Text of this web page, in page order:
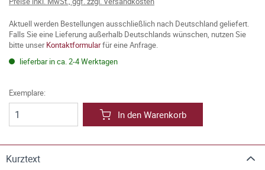
Aktuell werden Bestellungen ausschließlich nach Deutschland geliefert.
Falls Sie eine Lieferung außerhalb Deutschlands wünschen, nutzen Sie
bitte unserKontaktformularfür eine Anfrage.
lieferbar in ca. 2-4 Werktagen
Exemplare:
In den Warenkorb
Kurztext